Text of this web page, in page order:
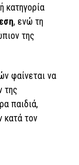
κατηγορία
, ενώ τη
της
φαίνεται να
της
παιδιά,
κατά τον